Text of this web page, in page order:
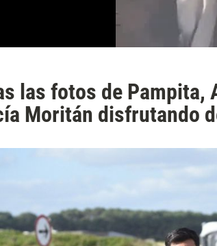
las fotos de Pampita,
Moritán disfrutando